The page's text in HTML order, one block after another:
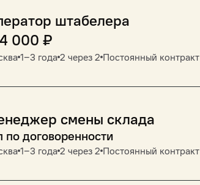
штабелера
000 ₽
1‒3 года 2 через 2 Постоянный контракт
смены склада
по договоренности
1‒3 года 2 через 2 Постоянный контракт